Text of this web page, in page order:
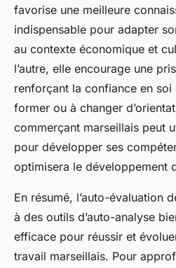
favorise une meilleure
indispensable pour adapter
au contexte économique et
l’autre, elle encourage une
renforçant la confiance en
former ou à changer
commerçant marseillais peut
pour développer ses
optimisera le développement
En résumé, l’auto-évaluation
à des outils d’auto-analyse
efficace pour réussir et
travail marseillais. Pour